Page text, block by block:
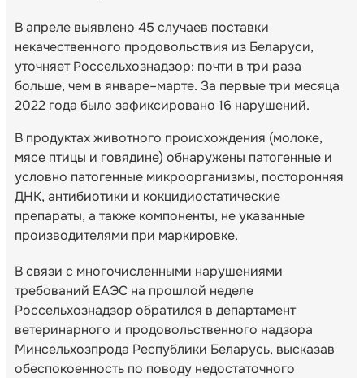
В апреле выявлено 45 случаев поставки
некачественного продовольствия из Беларуси,
уточняет Россельхознадзор: почти в три раза
больше, чем в январе–марте. За первые три месяца
2022 года было зафиксировано 16 нарушений.
В продуктах животного происхождения (молоке,
мясе птицы и говядине) обнаружены патогенные и
условно патогенные микроорганизмы, посторонняя
ДНК, антибиотики и кокцидиостатические
препараты, а также компоненты, не указанные
производителями при маркировке.
В связи с многочисленными нарушениями
требований ЕАЭС на прошлой неделе
Россельхознадзор обратился в департамент
ветеринарного и продовольственного надзора
Минсельхозпрода Республики Беларусь, высказав
обеспокоенность по поводу недостаточного